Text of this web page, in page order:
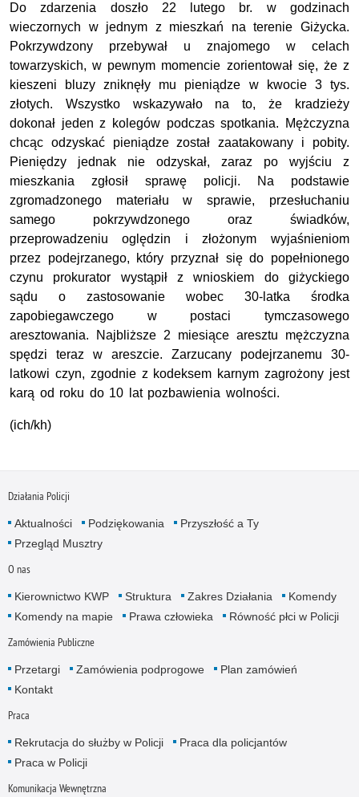
Do zdarzenia doszło 22 lutego br. w godzinach
wieczornych w jednym z mieszkań na terenie Giżycka.
Pokrzywdzony przebywał u znajomego w celach
towarzyskich, w pewnym momencie zorientował się, że z
kieszeni bluzy zniknęły mu pieniądze w kwocie 3 tys.
złotych. Wszystko wskazywało na to, że kradzieży
dokonał jeden z kolegów podczas spotkania. Mężczyzna
chcąc odzyskać pieniądze został zaatakowany i pobity.
Pieniędzy jednak nie odzyskał, zaraz po wyjściu z
mieszkania zgłosił sprawę policji. Na podstawie
zgromadzonego materiału w sprawie, przesłuchaniu
samego pokrzywdzonego oraz świadków,
przeprowadzeniu oględzin i złożonym wyjaśnieniom
przez podejrzanego, który przyznał się do popełnionego
czynu prokurator wystąpił z wnioskiem do giżyckiego
sądu o zastosowanie wobec 30-latka środka
zapobiegawczego w postaci tymczasowego
aresztowania. Najbliższe 2 miesiące aresztu mężczyzna
spędzi teraz w areszcie. Zarzucany podejrzanemu 30-
latkowi czyn, zgodnie z kodeksem karnym zagrożony jest
karą od roku do 10 lat pozbawienia wolności.
(ich/kh)
Działania Policji
Aktualności Podziękowania
Przyszłość a Ty
Przegląd Musztry
O nas
Kierownictwo KWP Struktura Zakres Działania
Komendy
Komendy na mapie
Prawa człowieka Równość płci w Policji
Zamówienia Publiczne
Przetargi Zamówienia podprogowe
Plan zamówień
Kontakt
Praca
Rekrutacja do służby w Policji
Praca dla policjantów
Praca w Policji
Komunikacja Wewnętrzna